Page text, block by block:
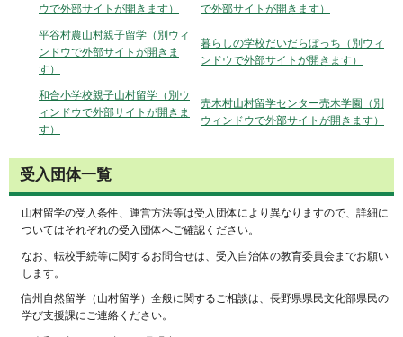
ウで外部サイトが開きます）
で外部サイトが開きます）
平谷村農山村親子留学（別ウィ
ンドウで外部サイトが開きま
す）
暮らしの学校だいだらぼっち（別ウィ
ンドウで外部サイトが開きます）
和合小学校親子山村留学（別ウ
ィンドウで外部サイトが開きま
す）
売木村山村留学センター売木学園（別
ウィンドウで外部サイトが開きます）
受入団体一覧
山村留学の受入条件、運営方法等は受入団体により異なりますので、詳細に
ついてはそれぞれの受入団体へご確認ください。
なお、転校手続等に関するお問合せは、受入自治体の教育委員会までお願い
します。
信州自然留学（山村留学）全般に関するご相談は、長野県県民文化部県民の
学び支援課にご連絡ください。